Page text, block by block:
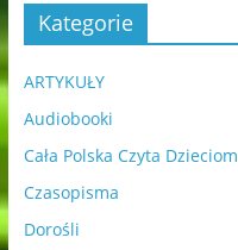
Kategorie
ARTYKUŁY
Audiobooki
Cała Polska Czyta Dzieciom
Czasopisma
Dorośli